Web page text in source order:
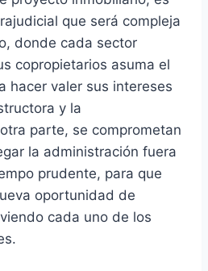
que será compleja
donde cada sector
copropietarios asuma el
hacer valer sus intereses
y la
parte, se comprometan
la administración fuera
prudente, para que
oportunidad de
cada uno de los